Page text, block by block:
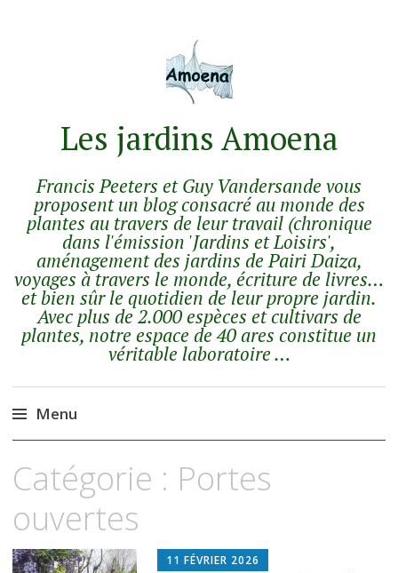
Les jardins Amoena
Francis Peeters et Guy Vandersande vous
proposent un blog consacré au monde des
plantes au travers de leur travail (chronique
dans l'émission 'Jardins et Loisirs',
aménagement des jardins de Pairi Daiza,
voyages à travers le monde, écriture de livres…
et bien sûr le quotidien de leur propre jardin.
Avec plus de 2.000 espèces et cultivars de
plantes, notre espace de 40 ares constitue un
véritable laboratoire …
Menu
au
principal
Catégorie : Portes
ouvertes
11 FÉVRIER 2026